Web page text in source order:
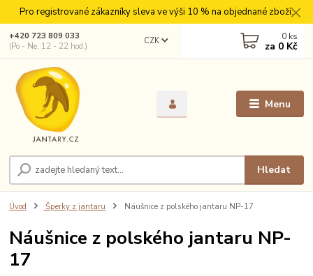
Pro registrované zákazníky sleva ve výši 10 % na objednané zboží.
Menu
CZK
Hledat
+420 723 809 033
(Po - Ne, 12 - 22 hod.)
0 ks
za 0 Kč
Úvod Šperky z jantaru Náušnice z polského jantaru NP-17
Náušnice z polského jantaru NP-
17